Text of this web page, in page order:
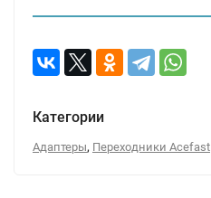
Категории
Адаптеры, Переходники Acefast